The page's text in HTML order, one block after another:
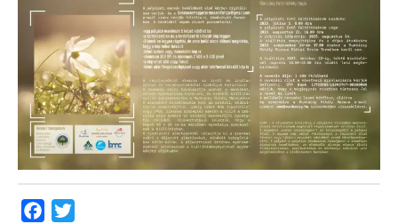
Facebook